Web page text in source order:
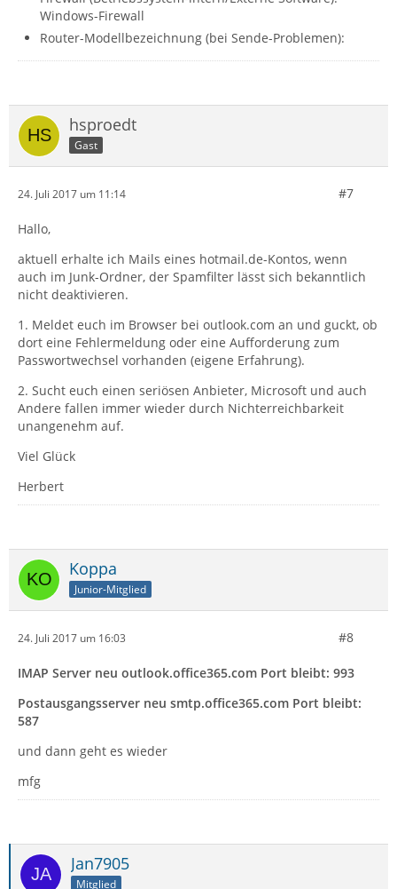
Windows-Firewall
Router-Modellbezeichnung (bei Sende-Problemen):
hsproedt
Gast
24. Juli 2017 um 11:14 #7
Hallo,
aktuell erhalte ich Mails eines hotmail.de-Kontos, wenn
auch im Junk-Ordner, der Spamfilter lässt sich bekanntlich
nicht deaktivieren.
1. Meldet euch im Browser bei outlook.com an und guckt, ob
dort eine Fehlermeldung oder eine Aufforderung zum
Passwortwechsel vorhanden (eigene Erfahrung).
2. Sucht euch einen seriösen Anbieter, Microsoft und auch
Andere fallen immer wieder durch Nichterreichbarkeit
unangenehm auf.
Viel Glück
Herbert
Koppa
Junior-Mitglied
24. Juli 2017 um 16:03 #8
IMAP Server neu outlook.office365.com Port bleibt: 993
Postausgangsserver neu smtp.office365.com Port bleibt:
587
und dann geht es wieder
mfg
Jan7905
Mitglied